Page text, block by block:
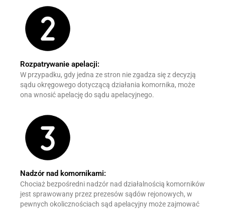
Rozpatrywanie apelacji:
W przypadku, gdy jedna ze stron nie zgadza się z decyzją
sądu okręgowego dotyczącą działania komornika, może
ona wnosić apelację do sądu apelacyjnego.
Nadzór nad komornikami:
Chociaż bezpośredni nadzór nad działalnością komorników
jest sprawowany przez prezesów sądów rejonowych, w
pewnych okolicznościach sąd apelacyjny może zajmować